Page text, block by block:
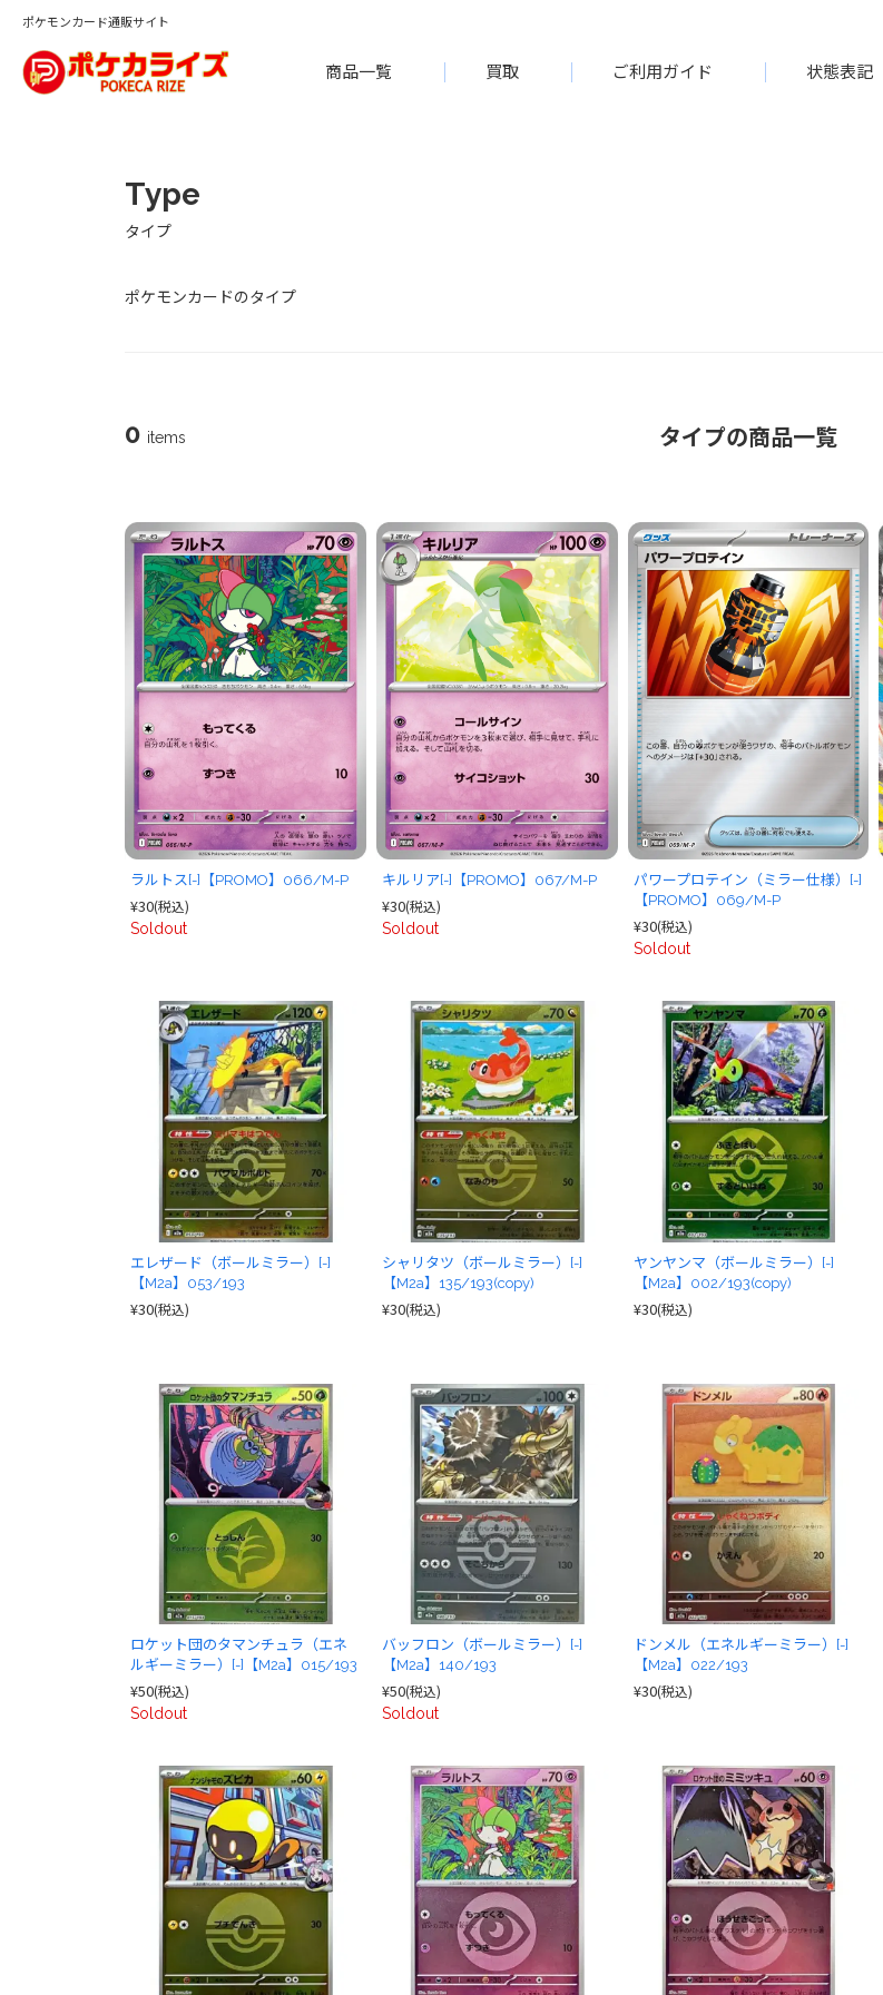
ポケモンカード通販サイト
商品一覧 買取 ご利用ガイド 状態表記
Type
タイプ
ポケモンカードのタイプ
タイプの商品一覧
0 items
ラルトス[-]【PROMO】066/M-P
¥30(税込)
Soldout
キルリア[-]【PROMO】067/M-P
¥30(税込)
Soldout
パワープロテイン（ミラー仕様）[-]
【PROMO】069/M-P
¥30(税込)
Soldout
エレザード（ボールミラー）[-]
【M2a】053/193
¥30(税込)
シャリタツ（ボールミラー）[-]
【M2a】135/193(copy)
¥30(税込)
ヤンヤンマ（ボールミラー）[-]
【M2a】002/193(copy)
¥30(税込)
ロケット団のタマンチュラ（エネ
ルギーミラー）[-]【M2a】015/193
¥50(税込)
Soldout
バッフロン（ボールミラー）[-]
【M2a】140/193
¥50(税込)
Soldout
ドンメル（エネルギーミラー）[-]
【M2a】022/193
¥30(税込)